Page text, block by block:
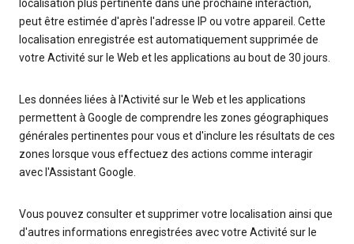
localisation plus pertinente dans une prochaine interaction,
peut être estimée d'après l'adresse IP ou votre appareil. Cette
localisation enregistrée est automatiquement supprimée de
votre Activité sur le Web et les applications au bout de 30 jours.
Les données liées à l'Activité sur le Web et les applications
permettent à Google de comprendre les zones géographiques
générales pertinentes pour vous et d'inclure les résultats de ces
zones lorsque vous effectuez des actions comme interagir
avec l'Assistant Google.
Vous pouvez consulter et supprimer votre localisation ainsi que
d'autres informations enregistrées avec votre Activité sur le